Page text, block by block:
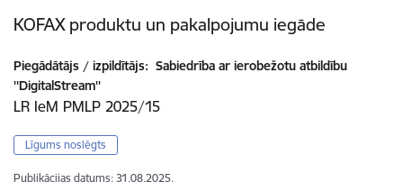
KOFAX produktu un pakalpojumu iegāde
Piegādātājs / izpildītājs: Sabiedrība ar ierobežotu atbildību
''DigitalStream''
LR IeM PMLP 2025/15
Līgums noslēgts
Publikācijas datums: 31.08.2025.